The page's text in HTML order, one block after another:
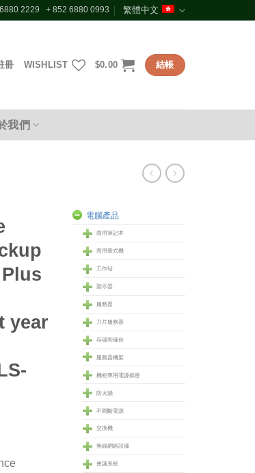
2229 + 852 6880 0993 繁體中文
冊 WISHLIST $0.00 結帳
我們
year
電腦產品
商用筆記本
商用臺式機
工作站
顥示器
服務器
刀片服務器
存儲和備份
服務器機架
機柜專用電源插座
防火牆
不間斷電源
交換機
無線網絡設備
會議系統